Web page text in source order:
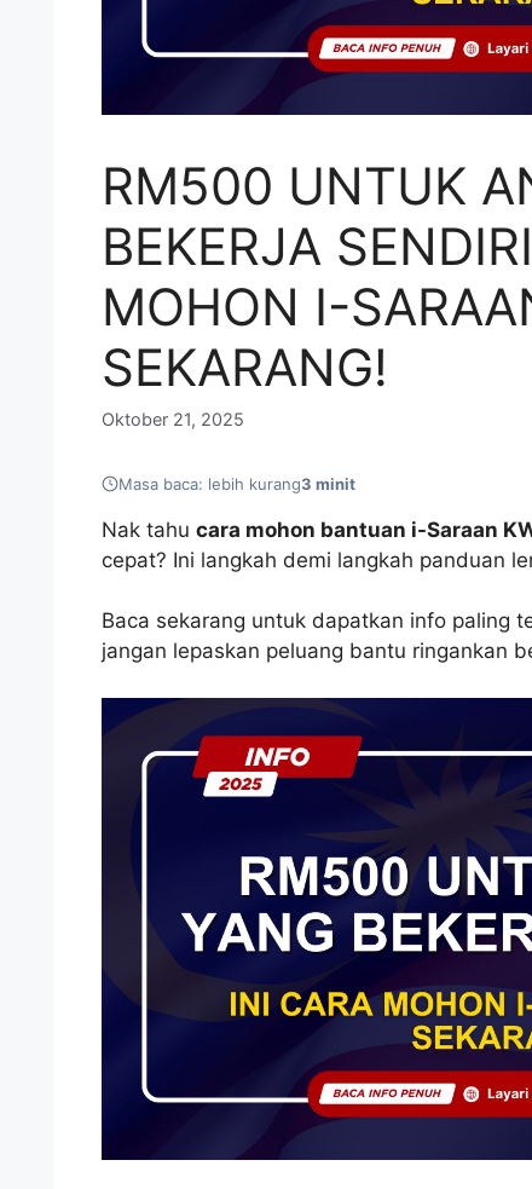
RM500 UNTUK
BEKERJA
MOHON I-
SEKARANG!
Oktober 21, 2025
Masa baca: lebih kurang3 minit
Nak tahu cara mohon bantuan i-Saraan
cepat? Ini langkah demi langkah panduan
Baca sekarang untuk dapatkan info paling
jangan lepaskan peluang bantu ringankan